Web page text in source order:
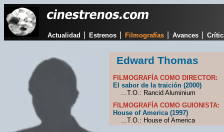
Actualidad Estrenos Filmografías Avances
Edward Thomas
FILMOGRAFÍA COMO DIRECTOR:
El sabor de la traición (2000)
...T.O.: Rancid Aluminium
FILMOGRAFÍA COMO GUIONISTA:
House of America (1997)
...T.O.: House of America